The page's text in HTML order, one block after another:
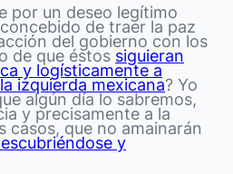
por un deseo legítimo
de traer la paz
del gobierno con los
de que éstos siguieran
y logísticamente a
izquierda mexicana? Yo
algún día lo sabremos,
y precisamente a la
casos, que no amainarán
y